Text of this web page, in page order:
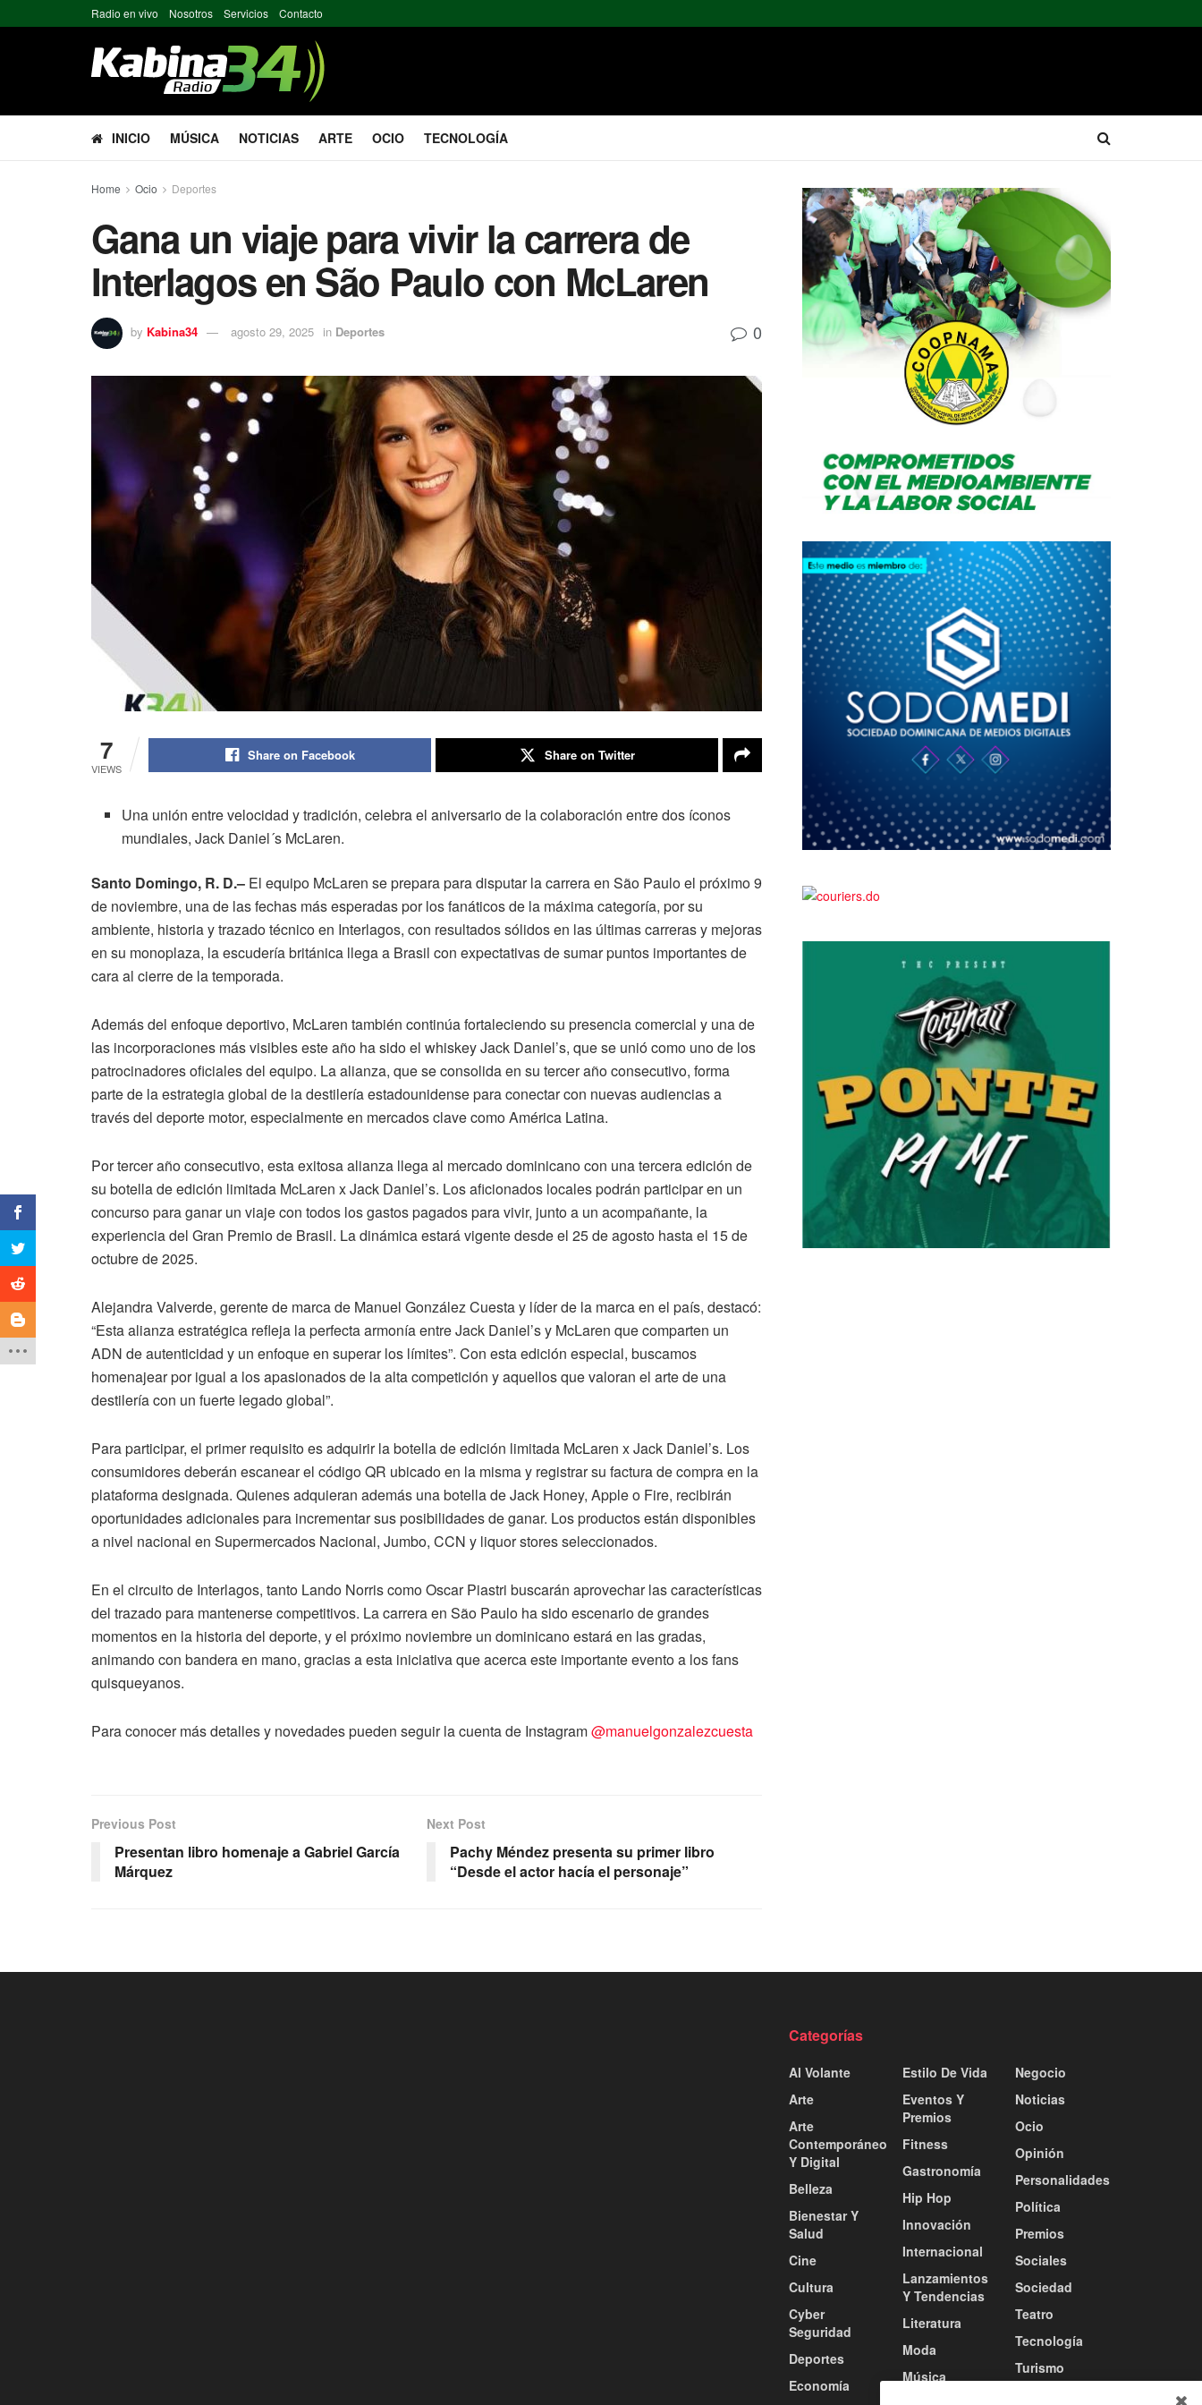
Radio en vivo Nosotros Servicios Contacto
INICIO MÚSICA NOTICIAS ARTE OCIO TECNOLOGÍA
Home Ocio Deportes
Gana un viaje para vivir la carrera de
Interlagos en São Paulo con McLaren
by Kabina34 agosto 29, 2025 in Deportes 0
7
VIEWS
Share on Facebook Share on Twitter
Una unión entre velocidad y tradición, celebra el aniversario de la colaboración entre dos íconos
mundiales, Jack Daniel´s McLaren.
Santo Domingo, R. D.– El equipo McLaren se prepara para disputar la carrera en São Paulo el próximo 9
de noviembre, una de las fechas más esperadas por los fanáticos de la máxima categoría, por su
ambiente, historia y trazado técnico en Interlagos, con resultados sólidos en las últimas carreras y mejoras
en su monoplaza, la escudería británica llega a Brasil con expectativas de sumar puntos importantes de
cara al cierre de la temporada.
Además del enfoque deportivo, McLaren también continúa fortaleciendo su presencia comercial y una de
las incorporaciones más visibles este año ha sido el whiskey Jack Daniel’s, que se unió como uno de los
patrocinadores oficiales del equipo. La alianza, que se consolida en su tercer año consecutivo, forma
parte de la estrategia global de la destilería estadounidense para conectar con nuevas audiencias a
través del deporte motor, especialmente en mercados clave como América Latina.
Por tercer año consecutivo, esta exitosa alianza llega al mercado dominicano con una tercera edición de
su botella de edición limitada McLaren x Jack Daniel’s. Los aficionados locales podrán participar en un
concurso para ganar un viaje con todos los gastos pagados para vivir, junto a un acompañante, la
experiencia del Gran Premio de Brasil. La dinámica estará vigente desde el 25 de agosto hasta el 15 de
octubre de 2025.
Alejandra Valverde, gerente de marca de Manuel González Cuesta y líder de la marca en el país, destacó:
“Esta alianza estratégica refleja la perfecta armonía entre Jack Daniel’s y McLaren que comparten un
ADN de autenticidad y un enfoque en superar los límites”. Con esta edición especial, buscamos
homenajear por igual a los apasionados de la alta competición y aquellos que valoran el arte de una
destilería con un fuerte legado global”.
Para participar, el primer requisito es adquirir la botella de edición limitada McLaren x Jack Daniel’s. Los
consumidores deberán escanear el código QR ubicado en la misma y registrar su factura de compra en la
plataforma designada. Quienes adquieran además una botella de Jack Honey, Apple o Fire, recibirán
oportunidades adicionales para incrementar sus posibilidades de ganar. Los productos están disponibles
a nivel nacional en Supermercados Nacional, Jumbo, CCN y liquor stores seleccionados.
En el circuito de Interlagos, tanto Lando Norris como Oscar Piastri buscarán aprovechar las características
del trazado para mantenerse competitivos. La carrera en São Paulo ha sido escenario de grandes
momentos en la historia del deporte, y el próximo noviembre un dominicano estará en las gradas,
animando con bandera en mano, gracias a esta iniciativa que acerca este importante evento a los fans
quisqueyanos.
Para conocer más detalles y novedades pueden seguir la cuenta de Instagram@manuelgonzalezcuesta
Previous Post
Presentan libro homenaje a Gabriel García
Márquez
Next Post
Pachy Méndez presenta su primer libro
“Desde el actor hacía el personaje”
Categorías
Al Volante
Arte
Arte
Contemporáneo
Y Digital
Belleza
Bienestar Y
Salud
Cine
Cultura
Cyber
Seguridad
Deportes
Economía
Estilo De Vida
Eventos Y
Premios
Fitness
Gastronomía
Hip Hop
Innovación
Internacional
Lanzamientos
Y Tendencias
Literatura
Moda
Música
Negocio
Noticias
Ocio
Opinión
Personalidades
Política
Premios
Sociales
Sociedad
Teatro
Tecnología
Turismo